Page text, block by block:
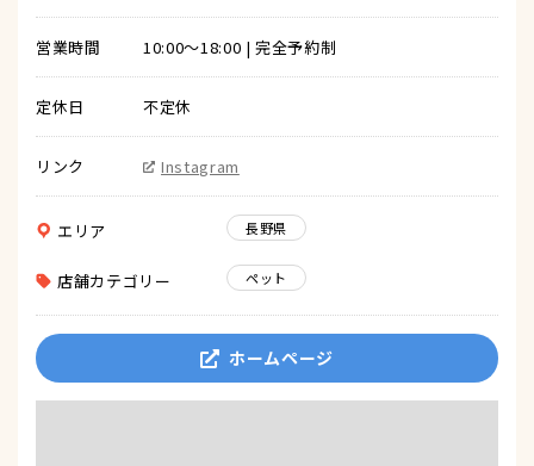
営業時間 10:00〜18:00 | 完全予約制
定休日 不定休
リンク Instagram
エリア 長野県
店舗カテゴリー ペット
ホームページ